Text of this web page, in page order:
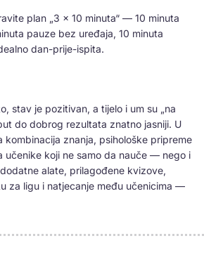
plan „3 × 10 minuta“ — 10 minuta
pauze bez uređaja, 10 minuta
dan-prije-ispita.
stav je pozitivan, a tijelo i um su „na
do dobrog rezultata znatno jasniji. U
kombinacija znanja, psihološke pripreme
učenike koji ne samo da nauče — nego i
alate, prilagođene kvizove,
za ligu i natjecanje među učenicima —